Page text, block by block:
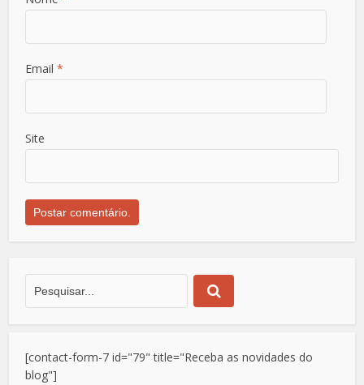
Email *
Site
[contact-form-7 id="79" title="Receba as novidades do
blog"]